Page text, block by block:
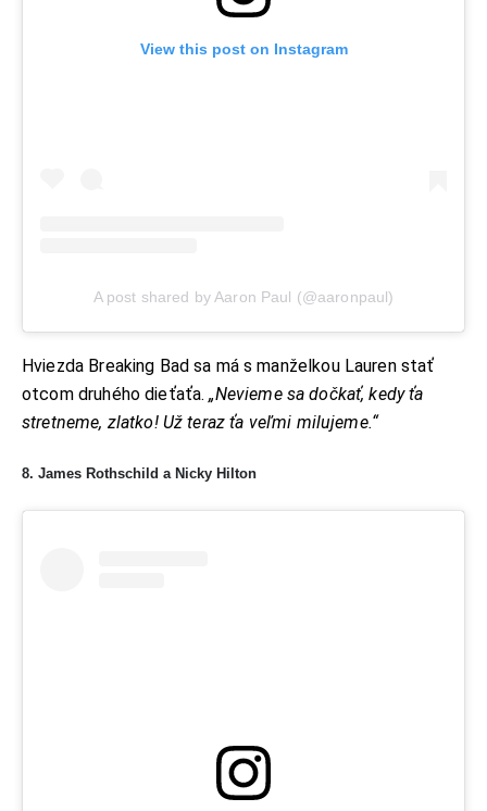
View this post on Instagram
A post shared by Aaron Paul (@aaronpaul)
Hviezda Breaking Bad sa má s manželkou Lauren stať
otcom druhého dieťaťa.„Nevieme sa dočkať, kedy ťa
stretneme, zlatko! Už teraz ťa veľmi milujeme.“
8. James Rothschild a Nicky Hilton